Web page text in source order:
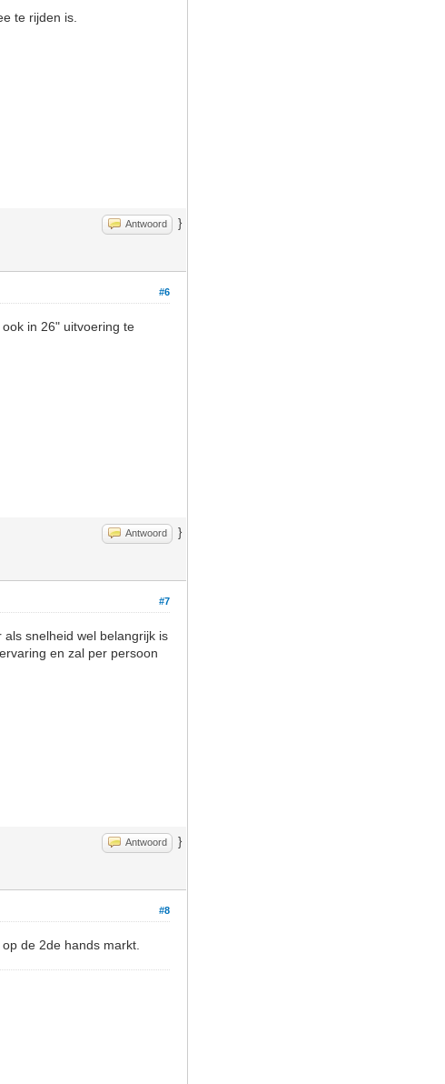
te rijden is.
Antwoord }
#6
in 26" uitvoering te
Antwoord }
#7
snelheid wel belangrijk is
en zal per persoon
Antwoord }
#8
de 2de hands markt.